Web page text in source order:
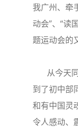
我广州、牵
动会”、“读
题运动会的
从今天同
到了初中部
和有中国灵
令人感动、